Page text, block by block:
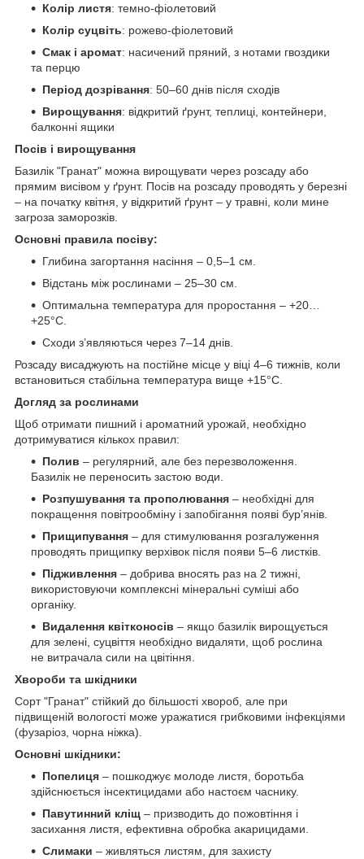
Колір листя: темно-фіолетовий
Колір суцвіть: рожево-фіолетовий
Смак і аромат: насичений пряний, з нотами гвоздики
та перцю
Період дозрівання: 50–60 днів після сходів
Вирощування: відкритий ґрунт, теплиці, контейнери,
балконні ящики
Посів і вирощування
Базилік "Гранат" можна вирощувати через розсаду або
прямим висівом у ґрунт. Посів на розсаду проводять у березні
– на початку квітня, у відкритий ґрунт – у травні, коли мине
загроза заморозків.
Основні правила посіву:
Глибина загортання насіння – 0,5–1 см.
Відстань між рослинами – 25–30 см.
Оптимальна температура для проростання – +20…
+25°C.
Сходи з’являються через 7–14 днів.
Розсаду висаджують на постійне місце у віці 4–6 тижнів, коли
встановиться стабільна температура вище +15°C.
Догляд за рослинами
Щоб отримати пишний і ароматний урожай, необхідно
дотримуватися кількох правил:
Полив – регулярний, але без перезволоження.
Базилік не переносить застою води.
Розпушування та прополювання – необхідні для
покращення повітрообміну і запобігання появі бур’янів.
Прищипування – для стимулювання розгалуження
проводять прищипку верхівок після появи 5–6 листків.
Підживлення – добрива вносять раз на 2 тижні,
використовуючи комплексні мінеральні суміші або
органіку.
Видалення квітконосів – якщо базилік вирощується
для зелені, суцвіття необхідно видаляти, щоб рослина
не витрачала сили на цвітіння.
Хвороби та шкідники
Сорт "Гранат" стійкий до більшості хвороб, але при
підвищеній вологості може уражатися грибковими інфекціями
(фузаріоз, чорна ніжка).
Основні шкідники:
Попелиця – пошкоджує молоде листя, боротьба
здійснюється інсектицидами або настоєм часнику.
Павутинний кліщ – призводить до пожовтіння і
засихання листя, ефективна обробка акарицидами.
Слимаки – живляться листям, для захисту